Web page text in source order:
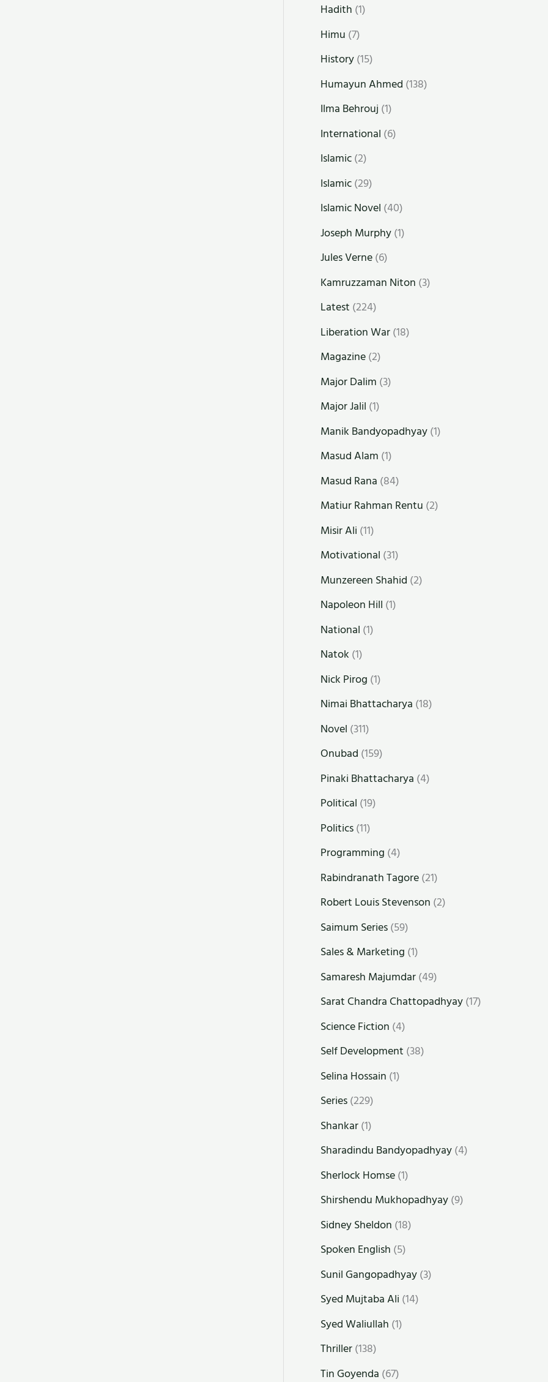
Hadith (1)
Himu (7)
History(15)
Humayun Ahmed (138)
Ilma Behrouj (1)
International (6)
Islamic(2)
Islamic(29)
Islamic Novel (40)
Joseph Murphy(1)
Jules Verne(6)
Kamruzzaman Niton (3)
Latest (224)
Liberation War(18)
Magazine(2)
Major Dalim (3)
Major Jalil (1)
Manik Bandyopadhyay(1)
Masud Alam (1)
Masud Rana (84)
Matiur Rahman Rentu (2)
Misir Ali (11)
Motivational (31)
Munzereen Shahid (2)
Napoleon Hill (1)
National (1)
Natok (1)
Nick Pirog (1)
Nimai Bhattacharya (18)
Novel (311)
Onubad (159)
Pinaki Bhattacharya (4)
Political (19)
Politics(11)
Programming (4)
Rabindranath Tagore(21)
Robert Louis Stevenson (2)
Saimum Series(59)
Sales & Marketing (1)
Samaresh Majumdar(49)
Sarat Chandra Chattopadhyay(17)
Science Fiction (4)
Self Development (38)
Selina Hossain (1)
Series(229)
Shankar(1)
Sharadindu Bandyopadhyay(4)
Sherlock Homse(1)
Shirshendu Mukhopadhyay(9)
Sidney Sheldon (18)
Spoken English (5)
Sunil Gangopadhyay(3)
Syed Mujtaba Ali (14)
Syed Waliullah (1)
Thriller(138)
Tin Goyenda (67)